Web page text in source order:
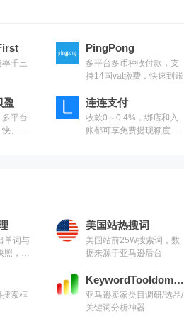
千三
PingPong
多平台多币种收付款，支
持14国vat缴费，快速到账
盈
平台
、
连连支付
收款0～0.4%，绑店和入
账都可享免费提现额度，
单词与
照，抢
美国站热搜词
美国站前25W搜索词，数
据来源于亚马逊后台
搜索框
KeywordTooldominator
亚马逊卖家类目调研/选品/
关键词分析神器